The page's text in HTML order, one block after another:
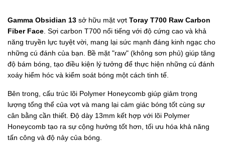
Gamma Obsidian 13 sở hữu mặt vợt Toray T700 Raw Carbon
Fiber Face . Sợi carbon T700 nổi tiếng với độ cứng cao và khả
năng truyền lực tuyệt vời, mang lại sức mạnh đáng kinh ngạc cho
những cú đánh của bạn. Bề mặt "raw" (không sơn phủ) giúp tăng
độ bám bóng, tạo điều kiện lý tưởng để thực hiện những cú đánh
xoáy hiểm hóc và kiểm soát bóng một cách tinh tế.
Bên trong, cấu trúc lõi Polymer Honeycomb giúp giảm trọng
lượng tổng thể của vợt và mang lại cảm giác bóng tốt cùng sự
cân bằng cần thiết. Độ dày 13mm kết hợp với lõi Polymer
Honeycomb tạo ra sự cộng hưởng tốt hơn, tối ưu hóa khả năng
tấn công và độ nảy của bóng.